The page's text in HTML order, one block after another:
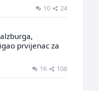
10 24
prvijenac za
16 108